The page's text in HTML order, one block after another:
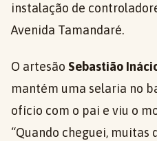
instalação de
Avenida Tamandaré.
O artesão Sebastião
mantém uma selaria no
ofício com o pai e viu o
“Quando cheguei, muitas